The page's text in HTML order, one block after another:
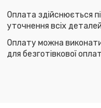
Оплата здійснюється
уточнення всіх
Оплату можна
для безготівкової